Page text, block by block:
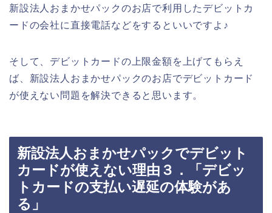
新設法人おまかせパックのお店で利用したデビットカ
ードの会社に直接電話などをするといいですよ♪
そして、デビットカードの上限金額を上げてもらえ
ば、新設法人おまかせパックのお店でデビットカード
が使えない問題を解決できると思います。
新設法人おまかせパックでデビット
カードが使えない理由３．「デビッ
トカードの支払い遅延の体験があ
る」